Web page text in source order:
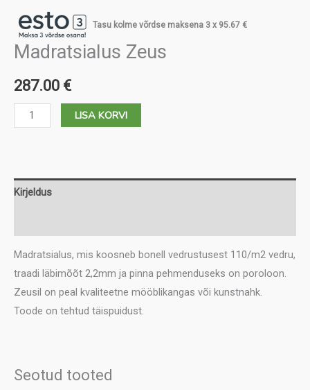
Tasu kolme võrdse maksena 3 x 95.67 €
Madratsialus Zeus
287.00 €
Madratsialus
Zeus
LISA KORVI
Kirjeldus
Madratsialus, mis koosneb bonell vedrustusest 110/m2 vedru,
traadi läbimõõt 2,2mm ja pinna pehmenduseks on poroloon.
Zeusil on peal kvaliteetne mööblikangas või kunstnahk.
Toode on tehtud täispuidust.
Seotud tooted